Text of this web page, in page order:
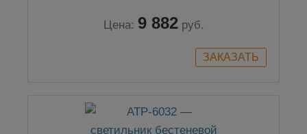
Цена: 9 882 руб.